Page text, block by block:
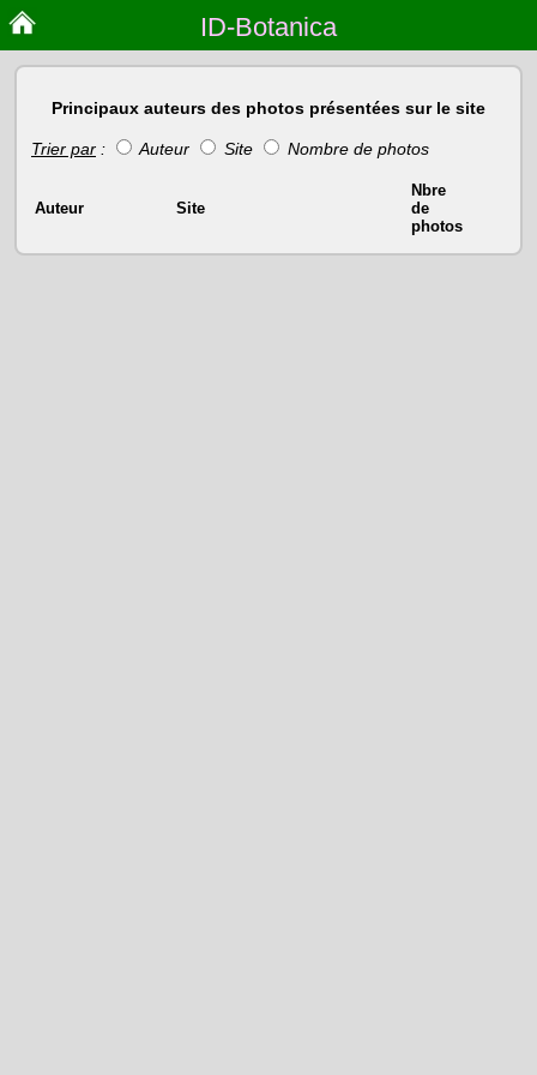
ID-Botanica
Principaux auteurs des photos présentées sur le site
Trier par : Auteur Site Nombre de photos
Auteur Site
Nbre
de
photos